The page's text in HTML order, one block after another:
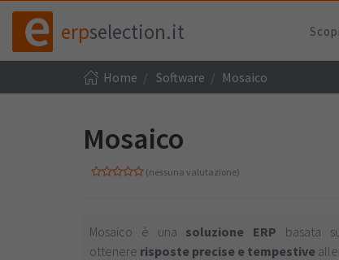
erpselection.it
Home Software Mosaico
Mosaico
(nessuna valutazione)
Mosaico è una soluzione ERP basata
ottenere risposte precise e tempestive